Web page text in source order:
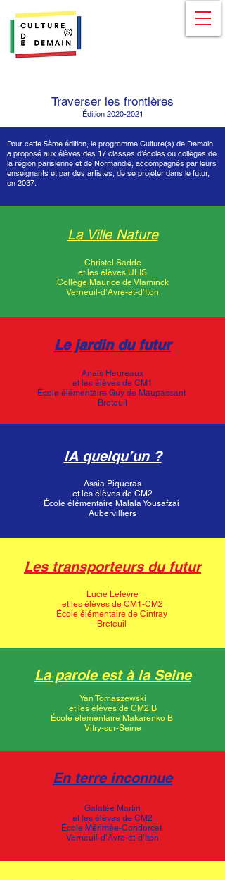
Traverser les frontières
Édition 2020-2021
Pour cette 5ème édition, le programme Culture(s) de Demain
a proposé aux élèves des 17 classes d’écoles ou collèges de
la région parisienne et de Normandie, accompagnés par leurs
enseignants et par des artistes, de se projeter dans le futur,
en 2037.
La Ville Nature
Christel Sadde
et les élèves ULIS
Collège Maurice de Vlaminck
Verneuil-d’Avre-et-d’Iton
La parole est à la Seine
Yan Tomaszewski
et les élèves de CM2 B
École élémentaire Makarenko B
Vitry-sur-Seine
Les transporteurs du futur
Lucie Lefevre
et les élèves de CM1-CM2
École élémentaire de Cintray
Breteuil
Le jardin du futur
Anaïs Heureaux
et les élèves de CM1
École élémentaire Guy de Maupassant
Breteuil
IA quelqu’un ?
Assia Piqueras
et les élèves de CM2
École élémentaire Malala Yousafzai
Aubervilliers
En terre inconnue
Galatée Martin
et les élèves de CM2
École Mérimée-Condorcet
Verneuil-d’Avre-et-d’Iton